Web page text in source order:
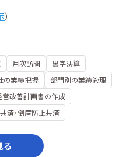
）
月次訪問
黒字決算
の業績把握
部門別の業績管理
営改善計画書の作成
済・倒産防止共済
る